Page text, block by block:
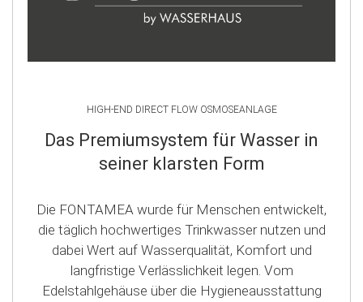
HIGH-END DIRECT FLOW OSMOSEANLAGE
Das Premiumsystem für Wasser in
seiner klarsten Form
Die FONTAMEA wurde für Menschen entwickelt,
die täglich hochwertiges Trinkwasser nutzen und
dabei Wert auf Wasserqualität, Komfort und
langfristige Verlässlichkeit legen. Vom
Edelstahlgehäuse über die Hygieneausstattung